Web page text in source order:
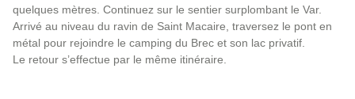
quelques mètres. Continuez sur le sentier surplombant le Var.
Arrivé au niveau du ravin de Saint Macaire, traversez le pont en
métal pour rejoindre le camping du Brec et son lac privatif.
Le retour s’effectue par le même itinéraire.